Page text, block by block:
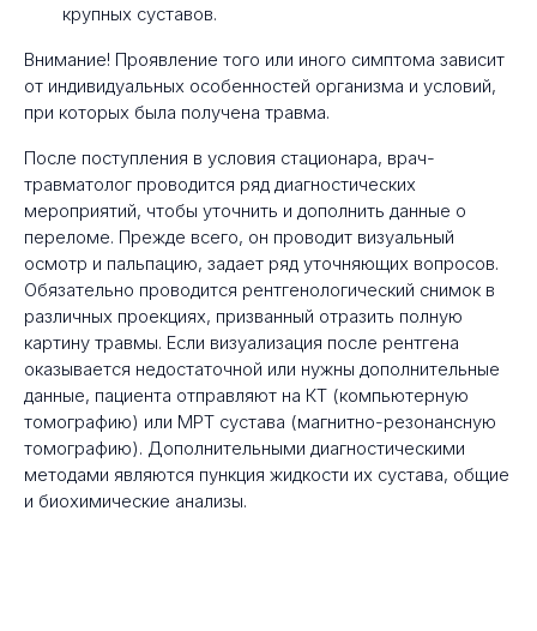
крупных суставов.
Внимание! Проявление того или иного симптома зависит
от индивидуальных особенностей организма и условий,
при которых была получена травма.
После поступления в условия стационара, врач-
травматолог проводится ряд диагностических
мероприятий, чтобы уточнить и дополнить данные о
переломе. Прежде всего, он проводит визуальный
осмотр и пальпацию, задает ряд уточняющих вопросов.
Обязательно проводится рентгенологический снимок в
различных проекциях, призванный отразить полную
картину травмы. Если визуализация после рентгена
оказывается недостаточной или нужны дополнительные
данные, пациента отправляют на КТ (компьютерную
томографию) или МРТ сустава (магнитно-резонансную
томографию). Дополнительными диагностическими
методами являются пункция жидкости их сустава, общие
и биохимические анализы.